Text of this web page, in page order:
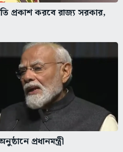
প্রকাশ করবে রাজ্য সরকার,
প্রধানমন্ত্রী